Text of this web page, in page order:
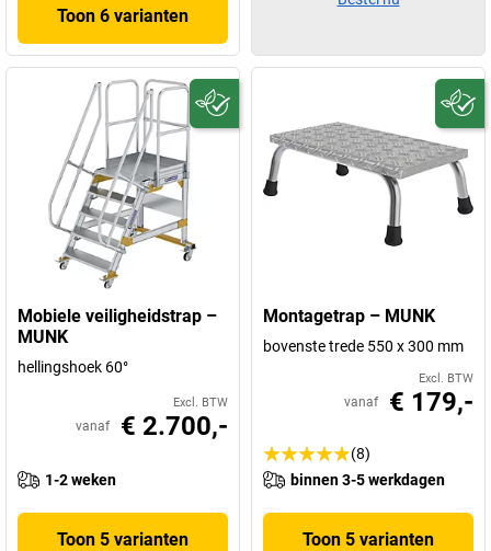
Toon 6 varianten
Mobiele veiligheidstrap –
MUNK
hellingshoek 60°
Excl. BTW
vanaf € 2.700,-
1-2 weken
Toon 5 varianten
Montagetrap – MUNK
bovenste trede 550 x 300 mm
Excl. BTW
vanaf € 179,-
(8)
binnen 3-5 werkdagen
Toon 5 varianten